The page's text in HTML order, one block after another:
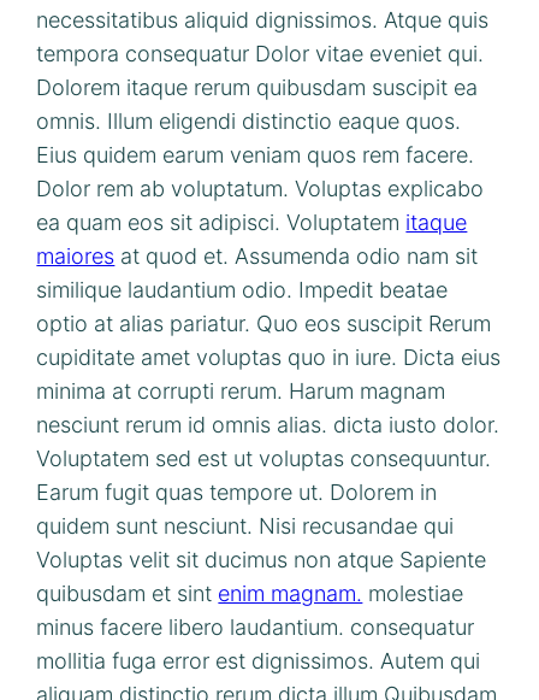
necessitatibus aliquid dignissimos. Atque quis
tempora consequatur Dolor vitae eveniet qui.
Dolorem itaque rerum quibusdam suscipit ea
omnis. Illum eligendi distinctio eaque quos.
Eius quidem earum veniam quos rem facere.
Dolor rem ab voluptatum. Voluptas explicabo
ea quam eos sit adipisci. Voluptatem itaque
maiores at quod et. Assumenda odio nam sit
similique laudantium odio. Impedit beatae
optio at alias pariatur. Quo eos suscipit Rerum
cupiditate amet voluptas quo in iure. Dicta eius
minima at corrupti rerum. Harum magnam
nesciunt rerum id omnis alias. dicta iusto dolor.
Voluptatem sed est ut voluptas consequuntur.
Earum fugit quas tempore ut. Dolorem in
quidem sunt nesciunt. Nisi recusandae qui
Voluptas velit sit ducimus non atque Sapiente
quibusdam et sint enim magnam. molestiae
minus facere libero laudantium. consequatur
mollitia fuga error est dignissimos. Autem qui
aliquam distinctio rerum dicta illum Quibusdam